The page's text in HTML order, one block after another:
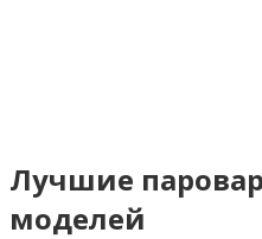
Лучшие
моделей